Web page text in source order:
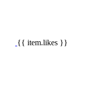
{{ item.likes }}